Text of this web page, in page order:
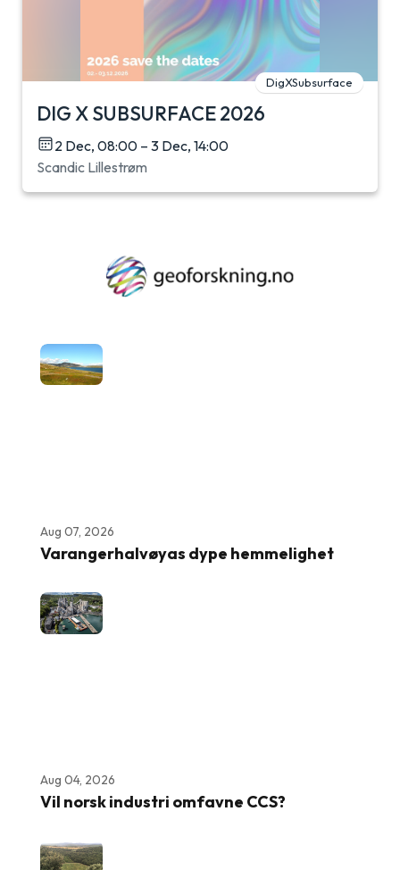
DigXSubsurface
DIG X SUBSURFACE 2026
2 Dec, 08:00 – 3 Dec, 14:00
Scandic Lillestrøm
Aug 07, 2026
Varangerhalvøyas dype hemmelighet
Aug 04, 2026
Vil norsk industri omfavne CCS?